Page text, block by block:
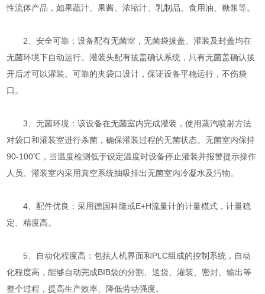
性流体产品，如果蔬汁、果酱、浓缩汁、乳制品、食用油、糖浆等。
2、安全可靠：设备配有无菌室，无菌袋拔盖、灌装及封盖均在
无菌环境下自动运行。灌装头配有拔盖确认系统，只有无菌盖确认拔
开后才可以灌装。可靠的夹袋口设计，保证设备平稳运行，不伤袋
口。
3、无菌环境：该设备在无菌室内完成灌装，使用蒸汽喷射方法
对袋口和灌装室进行杀菌，确保灌装过程的无菌状态。无菌室内保持
90-100℃，当温度检测低于设定温度时设备停止灌装并报警提示操作
人员。灌装室内采用真空系统抽吸排出无菌室内冷凝水及污物。
4、配件优良：采用德国科隆或E+H流量计的计量模式，计量稳
定、精度高。
5、自动化程度高：包括人机界面和PLC组成的控制系统，自动
化程度高，能够自动完成BIB袋的分割、送袋、灌装、密封、输出等
整个过程，提高生产效率、降低劳动强度。